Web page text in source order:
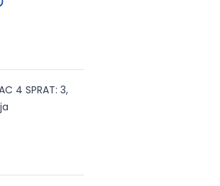
4 SPRAT: 3,